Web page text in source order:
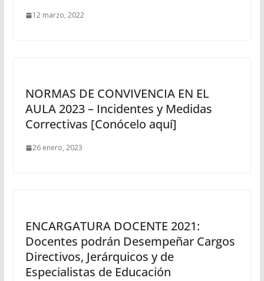
12 marzo, 2022
NORMAS DE CONVIVENCIA EN EL
AULA 2023 – Incidentes y Medidas
Correctivas [Conócelo aquí]
26 enero, 2023
ENCARGATURA DOCENTE 2021:
Docentes podrán Desempeñar Cargos
Directivos, Jerárquicos y de
Especialistas de Educación